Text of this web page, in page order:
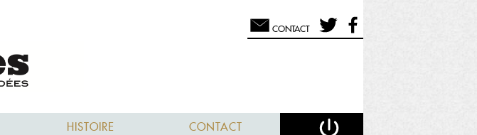
CONTACT
HISTOIRE CONTACT